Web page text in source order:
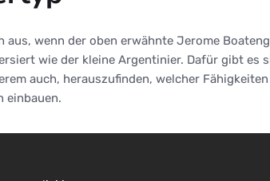
wenn der oben erwähnte Jerome
wie der kleine Argentinier. Dafür gibt es
auch, herauszufinden, welcher
einbauen.